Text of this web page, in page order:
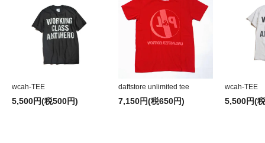
wcah-TEE
5,500円(税500円)
daftstore unlimited tee
7,150円(税650円)
wcah-TEE
5,500円(